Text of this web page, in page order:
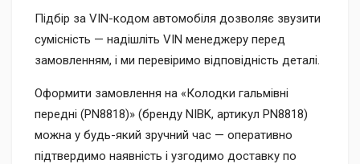
Підбір за VIN-кодом автомобіля дозволяє звузити
сумісність — надішліть VIN менеджеру перед
замовленням, і ми перевіримо відповідність деталі.
Оформити замовлення на «Колодки гальмівні
передні (PN8818)» (бренду NIBK, артикул PN8818)
можна у будь-який зручний час — оперативно
підтвердимо наявність і узгодимо доставку по